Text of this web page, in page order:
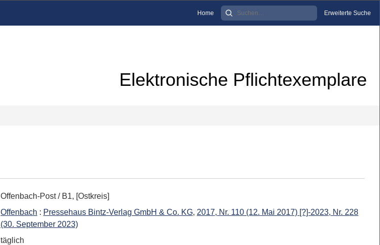
Home Erweiterte Suche
Elektronische Pflichtexemplare
Offenbach-Post/ B1, [Ostkreis]
Offenbach : Pressehaus Bintz-Verlag GmbH & Co. KG, 2017, Nr. 110 (12. Mai 2017) [?]-2023, Nr. 228
(30. September 2023)
täglich